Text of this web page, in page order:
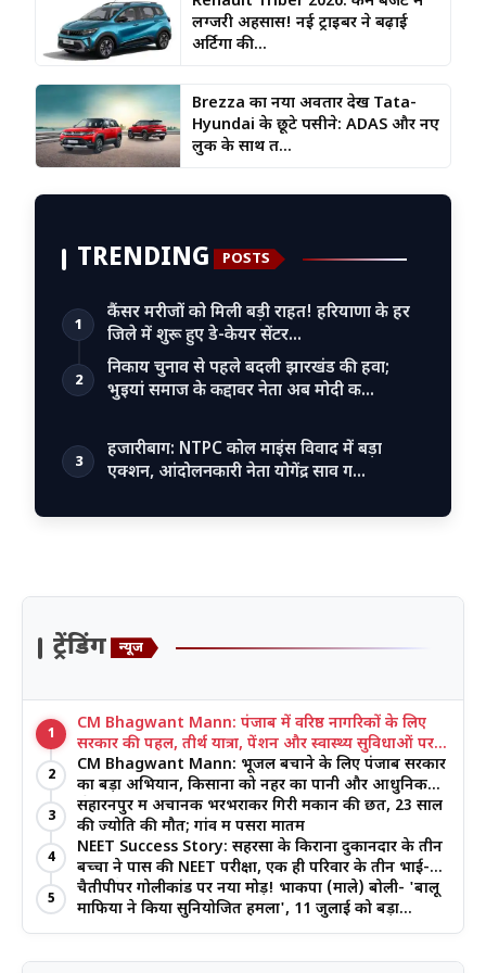
लग्जरी अहसास! नई ट्राइबर ने बढ़ाई
अर्टिगा की...
Brezza का नया अवतार देख Tata-
Hyundai के छूटे पसीने: ADAS और नए
लुक के साथ त...
TRENDING POSTS
1
कैंसर मरीजों को मिली बड़ी राहत! हरियाणा के हर
जिले में शुरू हुए डे-केयर सेंटर…
2
निकाय चुनाव से पहले बदली झारखंड की हवा;
भुइयां समाज के कद्दावर नेता अब मोदी क…
3
हजारीबाग: NTPC कोल माइंस विवाद में बड़ा
एक्शन, आंदोलनकारी नेता योगेंद्र साव ग…
ट्रेंडिंग न्यूज
1
CM Bhagwant Mann: पंजाब में वरिष्ठ नागरिकों के लिए
सरकार की पहल, तीर्थ यात्रा, पेंशन और स्वास्थ्य सुविधाओं पर
जोर
2
CM Bhagwant Mann: भूजल बचाने के लिए पंजाब सरकार
का बड़ा अभियान, किसानों को नहर का पानी और आधुनिक
खेती का मिल रहा लाभ
3
सहारनपुर में अचानक भरभराकर गिरी मकान की छत, 23 साल
की ज्योति की मौत; गांव में पसरा मातम
4
NEET Success Story: सहरसा के किराना दुकानदार के तीन
बच्चों ने पास की NEET परीक्षा, एक ही परिवार के तीन भाई-
बहनों ने रचा इतिहास
5
चैतीपीपर गोलीकांड पर नया मोड़! भाकपा (माले) बोली- 'बालू
माफिया ने किया सुनियोजित हमला', 11 जुलाई को बड़ा
आंदोलन